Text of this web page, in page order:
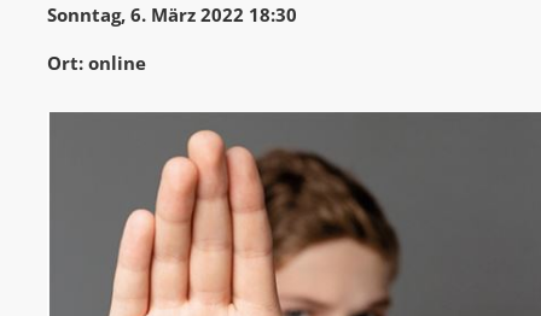
Sonntag, 6. März 2022 18:30
Ort: online